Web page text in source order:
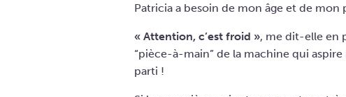
Patricia a besoin de mon âge et de
« Attention, c’est froid », me dit-elle en
“pièce-à-main” de la machine qui
parti !